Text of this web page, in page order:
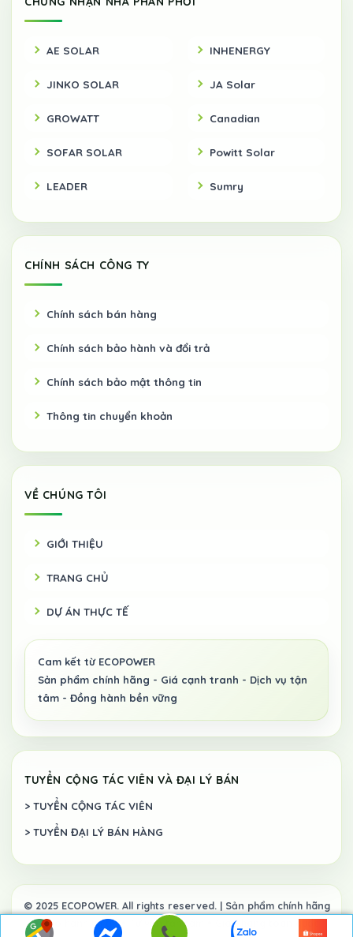
AE SOLAR
JINKO SOLAR
GROWATT
SOFAR SOLAR
LEADER
INHENERGY
JA Solar
Canadian
Powitt Solar
Sumry
CHÍNH SÁCH CÔNG TY
Chính sách bán hàng
Chính sách bảo hành và đổi trả
Chính sách bảo mật thông tin
Thông tin chuyển khoản
VỀ CHÚNG TÔI
GIỚI THIỆU
TRANG CHỦ
DỰ ÁN THỰC TẾ
TUYỂN CỘNG TÁC VIÊN VÀ ĐẠI LÝ BÁN
> TUYỂN CỘNG TÁC VIÊN
> TUYỂN ĐẠI LÝ BÁN HÀNG